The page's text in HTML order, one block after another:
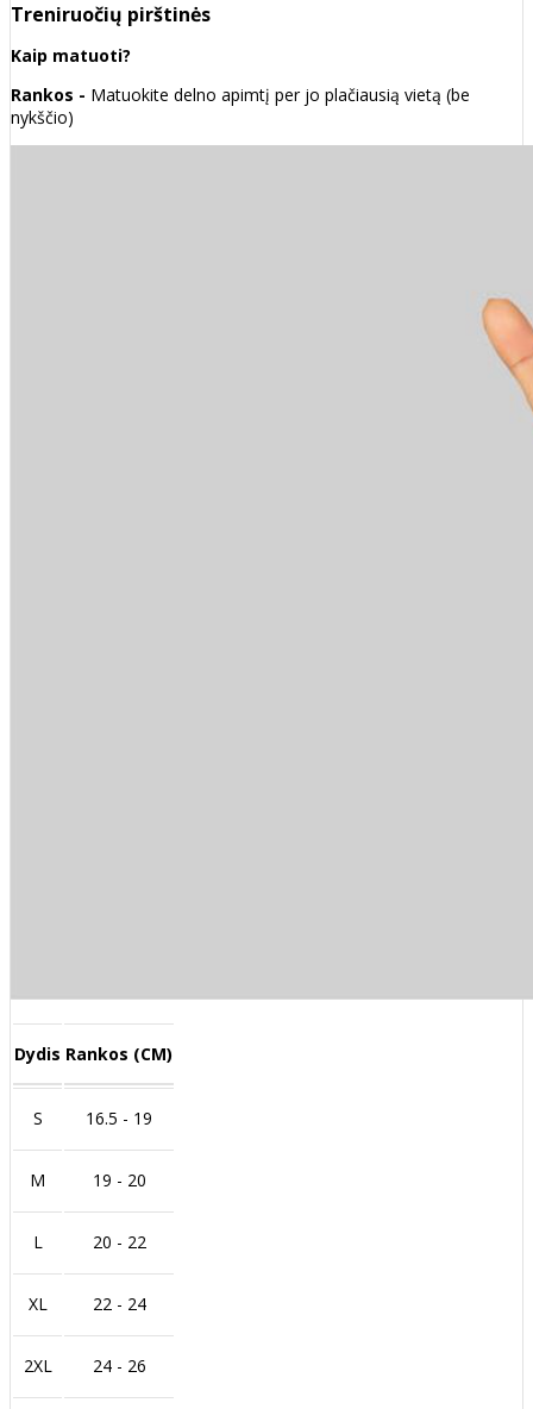
Treniruočių pirštinės
Kaip matuoti?
Rankos - Matuokite delno apimtį per jo plačiausią vietą (be
nykščio)
Dydis Rankos (CM)
S 16.5 - 19
M 19 - 20
L 20 - 22
XL 22 - 24
2XL 24 - 26